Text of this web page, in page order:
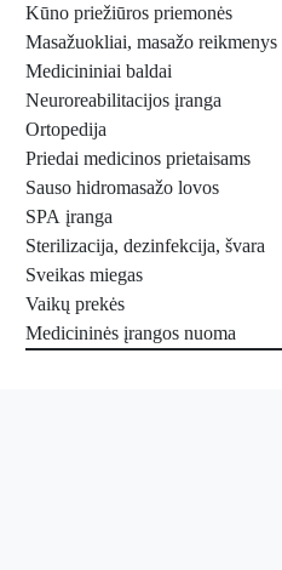
Kūno priežiūros priemonės
Masažuokliai, masažo reikmenys
Medicininiai baldai
Neuroreabilitacijos įranga
Ortopedija
Priedai medicinos prietaisams
Sauso hidromasažo lovos
SPA įranga
Sterilizacija, dezinfekcija, švara
Sveikas miegas
Vaikų prekės
Medicininės įrangos nuoma